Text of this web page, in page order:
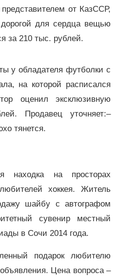
от КазССР,
для сердца вещью
за 210 тыс. рублей.
у обладателя футболки с
на которой расписался
оценил эксклюзивную
Продавец уточняет:–
тянется.
находка на просторах
хоккея. Житель
шайбу с автографом
сувенир местный
в Сочи 2014 года.
подарок любителю
Цена вопроса –